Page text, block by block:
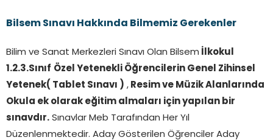
Bilsem Sınavı Hakkında Bilmemiz Gerekenler
Bilim ve Sanat Merkezleri Sınavı Olan Bilsem İlkokul
1.2.3.Sınıf Özel Yetenekli Öğrencilerin Genel Zihinsel
Yetenek( Tablet Sınavı ) , Resim ve Müzik Alanlarında
Okula ek olarak eğitim almaları için yapılan bir
sınavdır. Sınavlar Meb Tarafından Her Yıl
Düzenlenmektedir. Aday Gösterilen Öğrenciler Aday